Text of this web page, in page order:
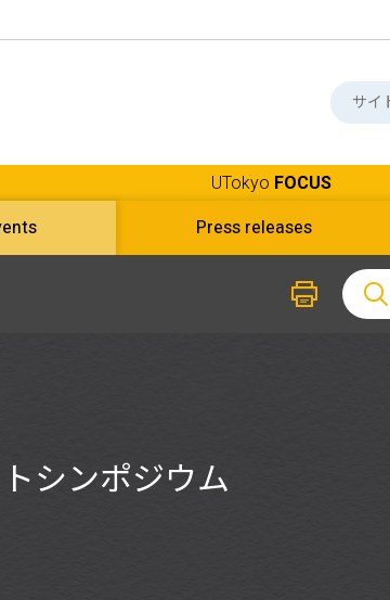
UTokyo FOCUS
Press releases
シンポジウム